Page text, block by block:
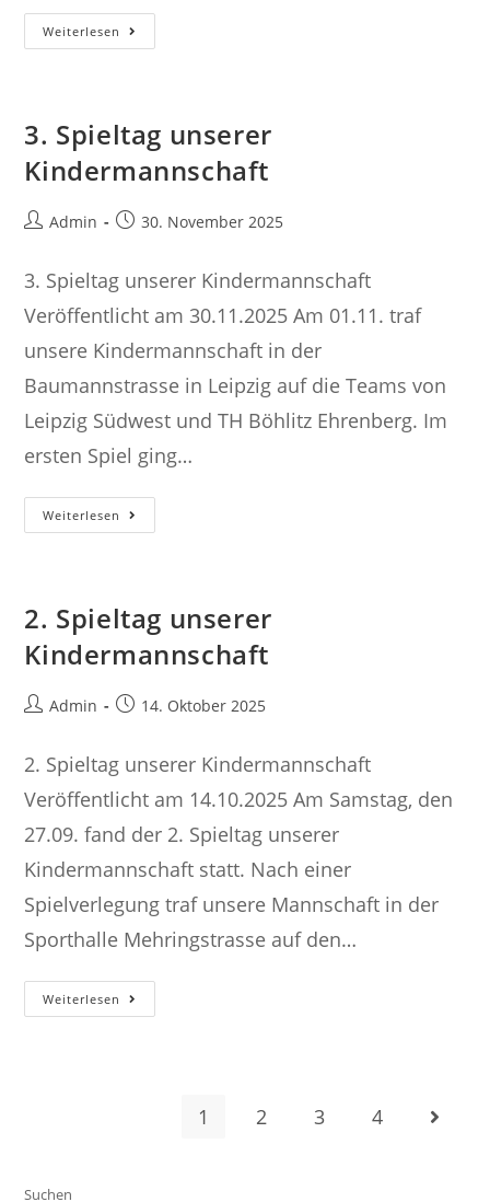
Weiterlesen 4.
Spieltag
3. Spieltag unserer
Kindermannschaft
Beitrags-
Admin
Beitrag30. November 2025
3. Spieltag unserer Kindermannschaft
Veröffentlicht am 30.11.2025 Am 01.11. traf
unsere Kindermannschaft in der
Baumannstrasse in Leipzig auf die Teams von
Leipzig Südwest und TH Böhlitz Ehrenberg. Im
ersten Spiel ging…
Weiterlesen 3.
Spieltag
2. Spieltag unserer
Kindermannschaft
Beitrags-
Admin
Beitrag14. Oktober 2025
2. Spieltag unserer Kindermannschaft
Veröffentlicht am 14.10.2025 Am Samstag, den
27.09. fand der 2. Spieltag unserer
Kindermannschaft statt. Nach einer
Spielverlegung traf unsere Mannschaft in der
Sporthalle Mehringstrasse auf den…
Weiterlesen 2.
Spieltag
1 2 3 4 Zur
Suchen